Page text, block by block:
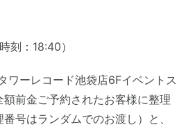
刻：18:40）
ワーレコード池袋店6Fイベントス
前金ご予約されたお客様に整理
号はランダムでのお渡し）と、